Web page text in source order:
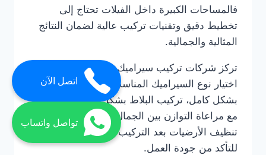
فالمساحات الكبيرة داخل الفيلات تحتاج إلى
تخطيط دقيق وتقنيات تركيب عالية لضمان النتائج
المثالية والجمالية.
تركز شركات تركيب سيراميك فلل ام القيوين على
اختيار نوع السيراميك المناسب، تحضير الأسطح
بشكل كامل، تركيب البلاط بشكل متناسق ومتقن،
مع مراعاة التوازن بين الجمال والمتانة. كما يتم
تنظيف الأرضيات بعد التركيب وفحص جميع القطع
للتأكد من جودة العمل.
اتصل الآن
تواصل واتساب